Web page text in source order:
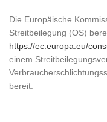
Die Europäische
Streitbeilegung (OS)
https://ec.europa.eu/
einem
bereit.